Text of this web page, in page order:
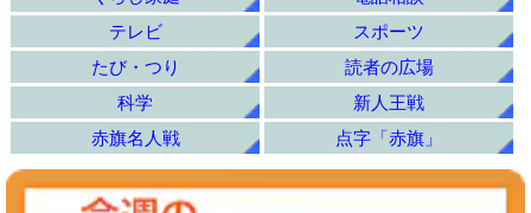
テレビ
スポーツ
たび・つり
読者の広場
科学
新人王戦
赤旗名人戦
点字「赤旗」